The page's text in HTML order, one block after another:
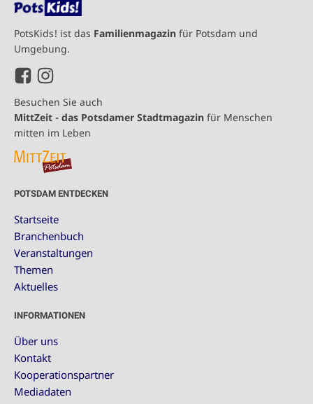
PotsKids! ist das Familienmagazin für Potsdam und
Umgebung.
Besuchen Sie auch
MittZeit - das Potsdamer Stadtmagazin für Menschen
mitten im Leben
POTSDAM ENTDECKEN
Startseite
Branchenbuch
Veranstaltungen
Themen
Aktuelles
INFORMATIONEN
Über uns
Kontakt
Kooperationspartner
Mediadaten